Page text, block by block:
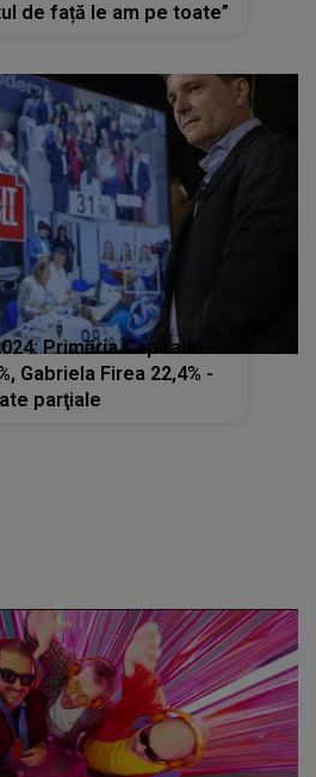
de față le am pe toate”
Primăria Capitalei -
Gabriela Firea 22,4% -
parţiale